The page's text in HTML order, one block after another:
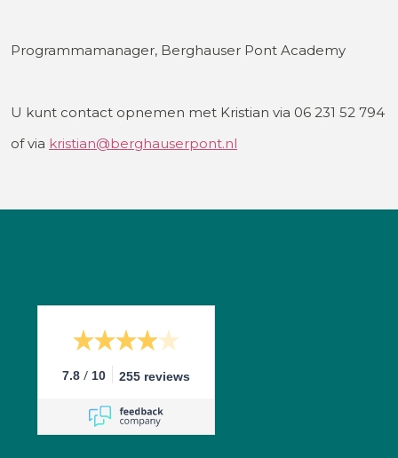
Programmamanager, Berghauser Pont Academy
U kunt contact opnemen met Kristian via 06 231 52 794
of via kristian@berghauserpont.nl
7.8 / 10 255 reviews